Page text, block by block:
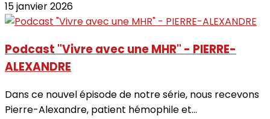
15 janvier 2026
Podcast "Vivre avec une MHR" - PIERRE-
ALEXANDRE
Dans ce nouvel épisode de notre série, nous recevons
Pierre-Alexandre, patient hémophile et...